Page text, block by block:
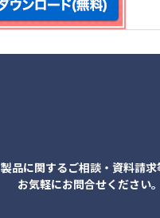
製品に関するご相談・資料請求
お気軽にお問合せください。